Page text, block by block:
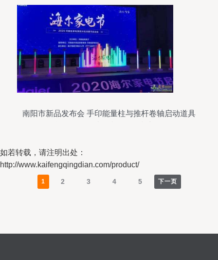
南阳市新品发布会 手印能量柱与推杆卷轴启动道具
如若转载，请注明出处：
http://www.kaifengqingdian.com/product/
1 2 3 4 5 下一页